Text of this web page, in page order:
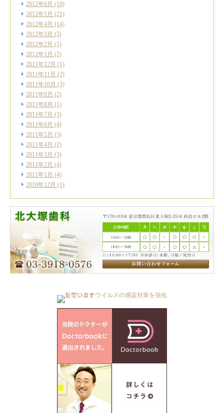
2012年6月 (19)
2012年5月 (21)
2012年4月 (14)
2012年3月 (3)
2012年2月 (1)
2012年1月 (2)
2011年12月 (1)
2011年11月 (2)
2011年10月 (3)
2011年9月 (2)
2011年8月 (1)
2011年7月 (3)
2011年6月 (4)
2011年5月 (3)
2011年4月 (2)
2011年3月 (3)
2011年2月 (4)
2011年1月 (4)
2010年12月 (1)